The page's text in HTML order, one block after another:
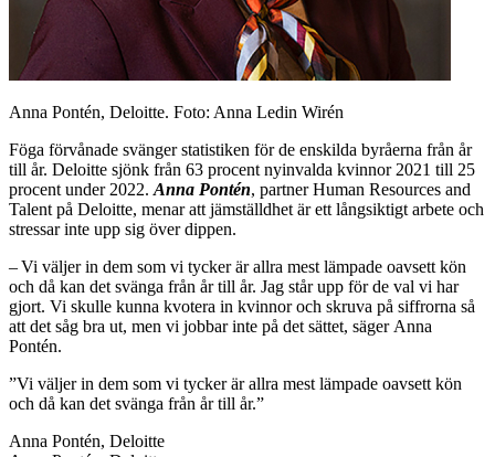
Anna Pontén, Deloitte. Foto: Anna Ledin Wirén
Föga förvånade svänger statistiken för de enskilda byråerna från år
till år. Deloitte sjönk från 63 procent nyinvalda kvinnor 2021 till 25
procent under 2022. Anna Pontén, partner Human Resources and
Talent på Deloitte, menar att jämställdhet är ett långsiktigt arbete och
stressar inte upp sig över dippen.
– Vi väljer in dem som vi tycker är allra mest lämpade oavsett kön
och då kan det svänga från år till år. Jag står upp för de val vi har
gjort. Vi skulle kunna kvotera in kvinnor och skruva på siffrorna så
att det såg bra ut, men vi jobbar inte på det sättet, säger Anna
Pontén.
”Vi väljer in dem som vi tycker är allra mest lämpade oavsett kön
och då kan det svänga från år till år.”
Anna Pontén, Deloitte